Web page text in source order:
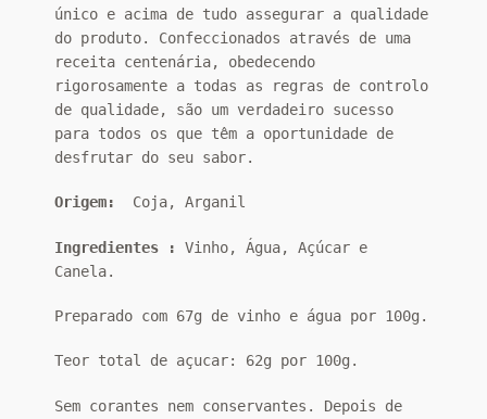
único e acima de tudo assegurar a qualidade
do produto. Confeccionados através de uma
receita centenária, obedecendo
rigorosamente a todas as regras de controlo
de qualidade, são um verdadeiro sucesso
para todos os que têm a oportunidade de
desfrutar do seu sabor.
Origem: Coja, Arganil
Ingredientes : Vinho, Água, Açúcar e
Canela.
Preparado com 67g de vinho e água por 100g.
Teor total de açucar: 62g por 100g.
Sem corantes nem conservantes. Depois de